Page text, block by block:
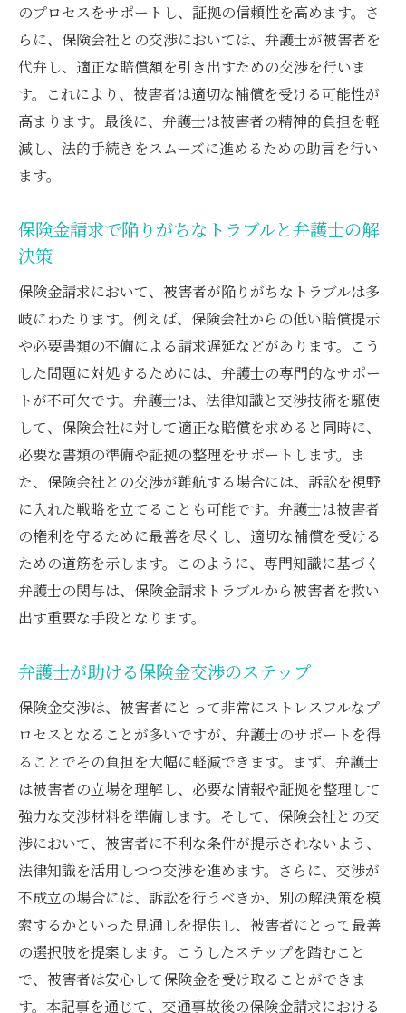
のプロセスをサポートし、証拠の信頼性を高めます。さ
らに、保険会社との交渉においては、弁護士が被害者を
代弁し、適正な賠償額を引き出すための交渉を行いま
す。これにより、被害者は適切な補償を受ける可能性が
高まります。最後に、弁護士は被害者の精神的負担を軽
減し、法的手続きをスムーズに進めるための助言を行い
ます。
保険金請求で陥りがちなトラブルと弁護士の解
決策
保険金請求において、被害者が陥りがちなトラブルは多
岐にわたります。例えば、保険会社からの低い賠償提示
や必要書類の不備による請求遅延などがあります。こう
した問題に対処するためには、弁護士の専門的なサポー
トが不可欠です。弁護士は、法律知識と交渉技術を駆使
して、保険会社に対して適正な賠償を求めると同時に、
必要な書類の準備や証拠の整理をサポートします。ま
た、保険会社との交渉が難航する場合には、訴訟を視野
に入れた戦略を立てることも可能です。弁護士は被害者
の権利を守るために最善を尽くし、適切な補償を受ける
ための道筋を示します。このように、専門知識に基づく
弁護士の関与は、保険金請求トラブルから被害者を救い
出す重要な手段となります。
弁護士が助ける保険金交渉のステップ
保険金交渉は、被害者にとって非常にストレスフルなプ
ロセスとなることが多いですが、弁護士のサポートを得
ることでその負担を大幅に軽減できます。まず、弁護士
は被害者の立場を理解し、必要な情報や証拠を整理して
強力な交渉材料を準備します。そして、保険会社との交
渉において、被害者に不利な条件が提示されないよう、
法律知識を活用しつつ交渉を進めます。さらに、交渉が
不成立の場合には、訴訟を行うべきか、別の解決策を模
索するかといった見通しを提供し、被害者にとって最善
の選択肢を提案します。こうしたステップを踏むこと
で、被害者は安心して保険金を受け取ることができま
す。本記事を通じて、交通事故後の保険金請求における